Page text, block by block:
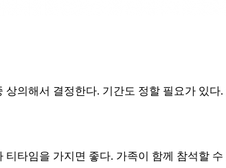
의해서 결정한다. 기간도 정할 필요가 있
타임을 가지면 좋다. 가족이 함께 참석할